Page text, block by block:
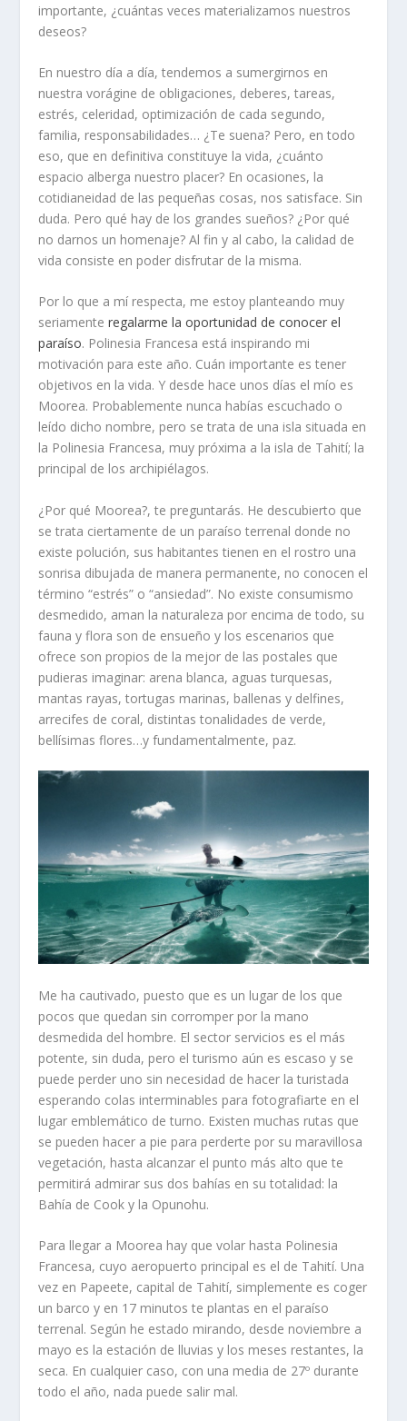
importante, ¿cuántas veces materializamos nuestros
deseos?
En nuestro día a día, tendemos a sumergirnos en
nuestra vorágine de obligaciones, deberes, tareas,
estrés, celeridad, optimización de cada segundo,
familia, responsabilidades… ¿Te suena? Pero, en todo
eso, que en definitiva constituye la vida, ¿cuánto
espacio alberga nuestro placer? En ocasiones, la
cotidianeidad de las pequeñas cosas, nos satisface. Sin
duda. Pero qué hay de los grandes sueños? ¿Por qué
no darnos un homenaje? Al fin y al cabo, la calidad de
vida consiste en poder disfrutar de la misma.
Por lo que a mí respecta, me estoy planteando muy
seriamenteregalarme la oportunidad de conocer el
paraíso. Polinesia Francesa está inspirando mi
motivación para este año. Cuán importante es tener
objetivos en la vida. Y desde hace unos días el mío es
Moorea. Probablemente nunca habías escuchado o
leído dicho nombre, pero se trata de una isla situada en
la Polinesia Francesa, muy próxima a la isla de Tahití; la
principal de los archipiélagos.
¿Por qué Moorea?, te preguntarás. He descubierto que
se trata ciertamente de un paraíso terrenal donde no
existe polución, sus habitantes tienen en el rostro una
sonrisa dibujada de manera permanente, no conocen el
término “estrés” o “ansiedad”. No existe consumismo
desmedido, aman la naturaleza por encima de todo, su
fauna y flora son de ensueño y los escenarios que
ofrece son propios de la mejor de las postales que
pudieras imaginar: arena blanca, aguas turquesas,
mantas rayas, tortugas marinas, ballenas y delfines,
arrecifes de coral, distintas tonalidades de verde,
bellísimas flores…y fundamentalmente, paz.
Me ha cautivado, puesto que es un lugar de los que
pocos que quedan sin corromper por la mano
desmedida del hombre. El sector servicios es el más
potente, sin duda, pero el turismo aún es escaso y se
puede perder uno sin necesidad de hacer la turistada
esperando colas interminables para fotografiarte en el
lugar emblemático de turno. Existen muchas rutas que
se pueden hacer a pie para perderte por su maravillosa
vegetación, hasta alcanzar el punto más alto que te
permitirá admirar sus dos bahías en su totalidad: la
Bahía de Cook y la Opunohu.
Para llegar a Moorea hay que volar hasta Polinesia
Francesa, cuyo aeropuerto principal es el de Tahití. Una
vez en Papeete, capital de Tahití, simplemente es coger
un barco y en 17 minutos te plantas en el paraíso
terrenal. Según he estado mirando, desde noviembre a
mayo es la estación de lluvias y los meses restantes, la
seca. En cualquier caso, con una media de 27º durante
todo el año, nada puede salir mal.